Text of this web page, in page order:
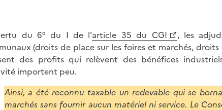
du 6° du I de l'article 35 du CGI
, les
(droits de place sur les foires et marchés,
des profits qui relèvent des bénéfices
importent peu.
Ainsi, a été reconnu taxable un redevable qui se
marchés sans fournir aucun matériel ni service. Le